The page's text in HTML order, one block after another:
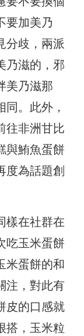
要加美乃
分歧，兩派
乃滋的，邪
美乃滋那
。此外，
往非洲甘比
與鮪魚蛋餅
度為話題創
樣在社群在
吃玉米蛋餅
米蛋餅的和
注，對此有
皮的口感就
搭，玉米粒